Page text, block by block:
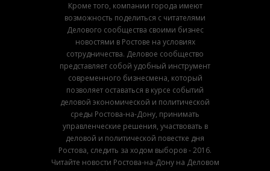
Кроме того, компании города имеют
возможность поделиться с читателями
Делового сообщества своими бизнес
новостями в Ростове на условиях
сотрудничества. Деловое сообщество
представляет собой удобный инструмент
современного бизнесмена, который
позволяет оставаться в курсе событий
деловой экономической и политической
среды Ростова-на-Дону, принимать
управленческие решения, участвовать в
деловой и политической повестке дня
Ростова, следить за ходом выборов - 2016.
Читайте новости Ростова-на-Дону на Деловом